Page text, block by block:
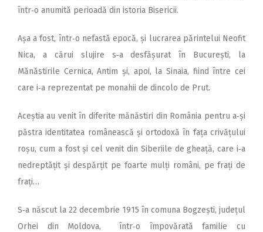
într‑o anumită perioadă din istoria Bisericii.
Așa a fost, într‑o nefastă epocă, și lucrarea părintelui Neofit
Nica, a cărui slujire s‑a desfășurat în București, la
Mănăstirile Cernica, Antim și, apoi, la Sinaia, fiind între cei
care i‑a reprezentat pe monahii de dincolo de Prut.
Aceștia au venit în diferite mănăstiri din România pentru a‑și
păstra identitatea românească și ortodoxă în fața crivățului
roșu, cum a fost și cel venit din Siberiile de gheață, care i‑a
nedreptățit și despărțit pe foarte mulți români, pe frați de
frați…
S‑a născut la 22 decembrie 1915 în comuna Bogzești, județul
Orhei din Moldova, într‑o împovărată familie cu